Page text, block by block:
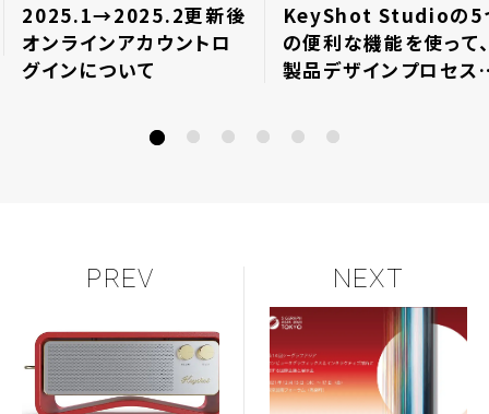
2025.1→2025.2更新後
オンラインアカウントロ
グインについて
KeyShot Studioの5
の便利な機能を使って
製品デザインプロセス
う
PREV NEXT